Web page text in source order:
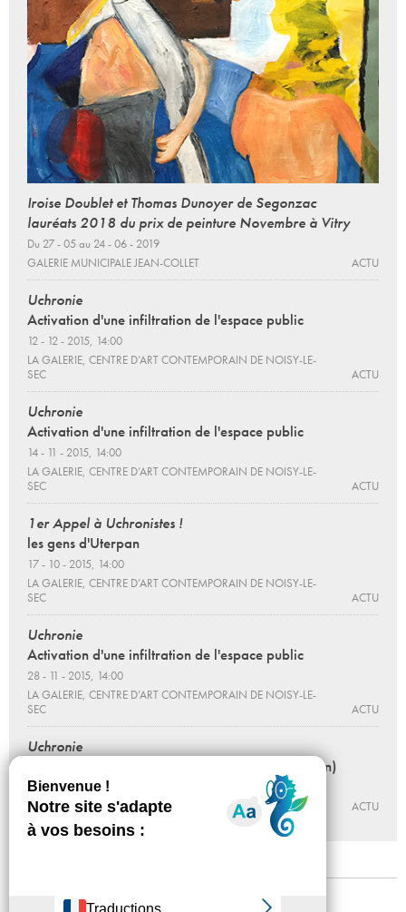
Iroise Doublet et Thomas Dunoyer de Segonzac
lauréats 2018 du prix de peinture Novembre à Vitry
Du 27 - 05 au 24 - 06 - 2019
GALERIE MUNICIPALE JEAN-COLLET
ACTU
Uchronie
Activation d'une infiltration de l'espace public
12 - 12 - 2015, 14:00
LA GALERIE, CENTRE D’ART CONTEMPORAIN DE NOISY-LE-
SEC
ACTU
Uchronie
Activation d'une infiltration de l'espace public
14 - 11 - 2015, 14:00
LA GALERIE, CENTRE D’ART CONTEMPORAIN DE NOISY-LE-
SEC
ACTU
1er Appel à Uchronistes !
les gens d'Uterpan
17 - 10 - 2015, 14:00
LA GALERIE, CENTRE D’ART CONTEMPORAIN DE NOISY-LE-
SEC
ACTU
Uchronie
Activation d'une infiltration de l'espace public
28 - 11 - 2015, 14:00
LA GALERIE, CENTRE D’ART CONTEMPORAIN DE NOISY-LE-
SEC
ACTU
Uchronie
Annie vigier et Franck Apertet (les gens d'Uterpan)
Du 01 - 09 au 31 - 12 - 2017
SYNESTHÉSIE ¬ MMAINTENANT
ACTU